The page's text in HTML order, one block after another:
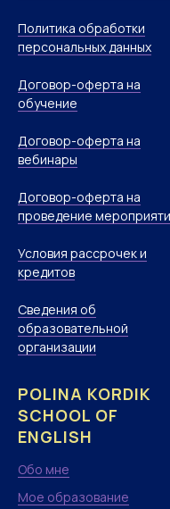
Политика обработки
персональных данных
Договор-оферта на
обучение
Договор-оферта на
вебинары
Договор-оферта на
проведение
Условия рассрочек и
кредитов
Сведения об
образовательной
организации
POLINA KORDIK
SCHOOL OF
ENGLISH
Обо мне
Мое образование